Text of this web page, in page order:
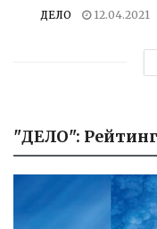
ДЕЛО 12.04.2021
"ДЕЛО":